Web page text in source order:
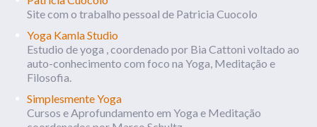
Site com o trabalho pessoal de Patricia Cuocolo
Yoga Kamla Studio
Estudio de yoga , coordenado por Bia Cattoni voltado ao
auto-conhecimento com foco na Yoga, Meditação e
Filosofia.
Simplesmente Yoga
Cursos e Aprofundamento em Yoga e Meditação